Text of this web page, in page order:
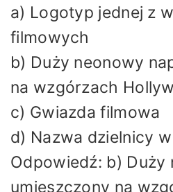
a) Logotyp jednej z
filmowych
b) Duży neonowy
na wzgórzach
c) Gwiazda filmowa
d) Nazwa dzielnicy
Odpowiedź: b) Duży
umieszczony na